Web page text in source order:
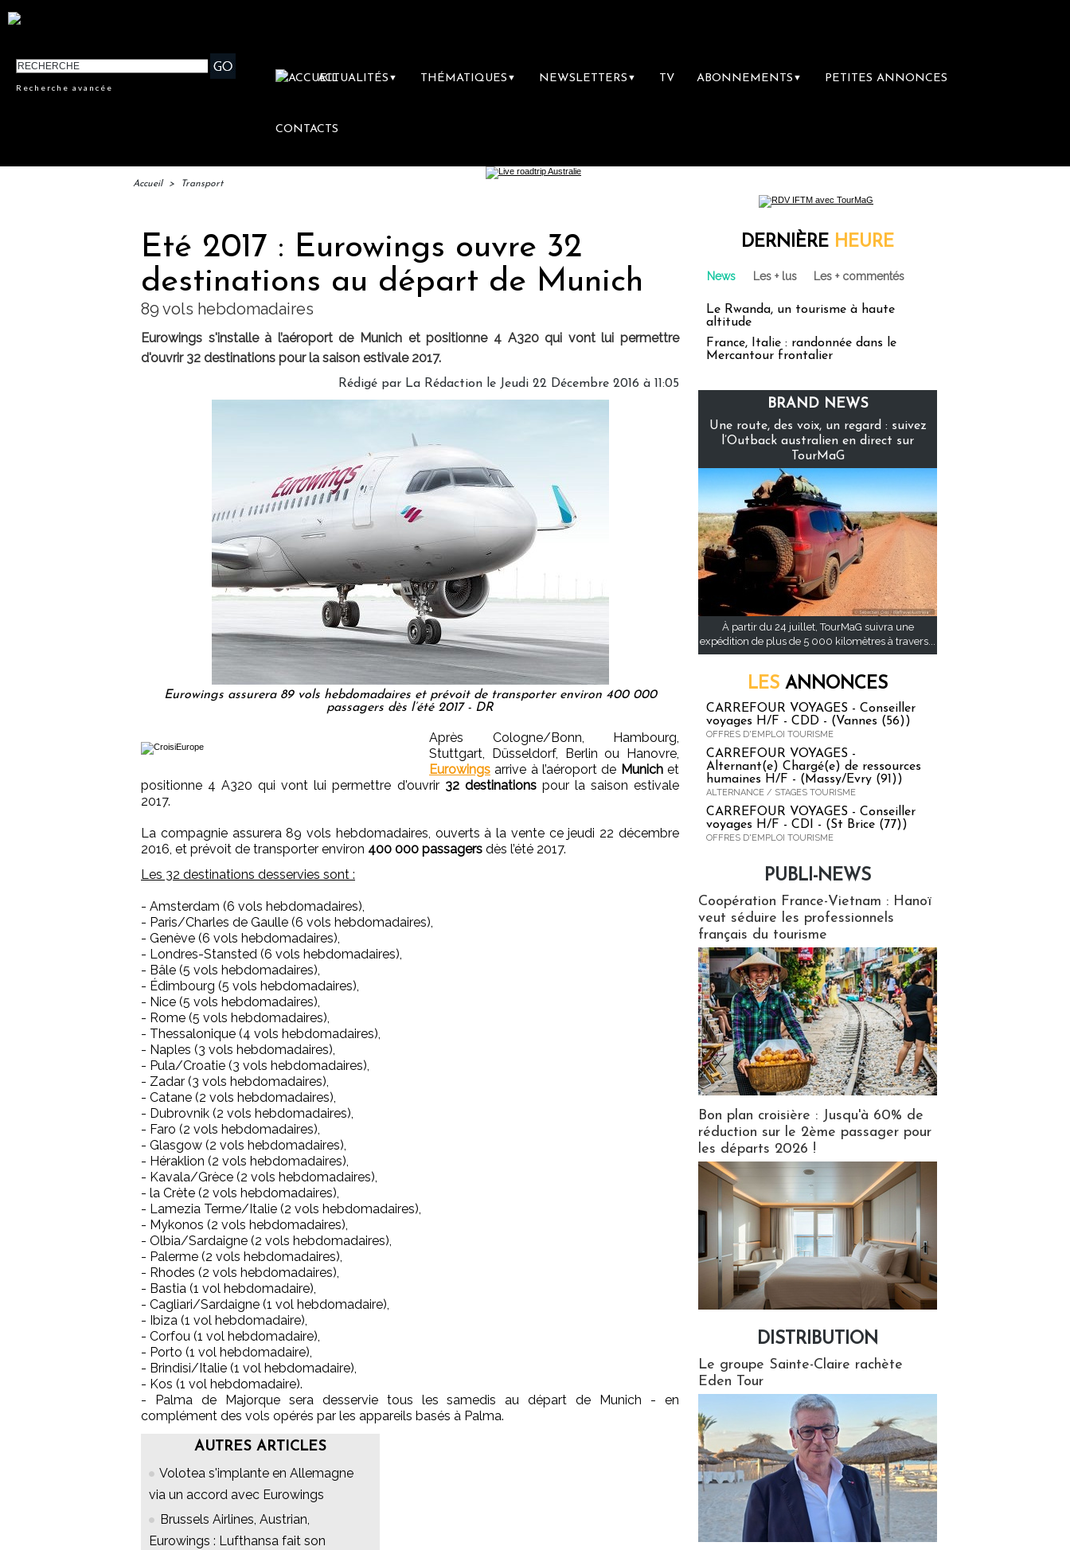
Recherche avancée
ACTUALITÉS ▼ THÉMATIQUES ▼ NEWSLETTERS ▼ TV ABONNEMENTS ▼ PETITES ANNONCES
CONTACTS
Accueil > Transport
Eté 2017 : Eurowings ouvre 32
destinations au départ de Munich
89 vols hebdomadaires
Eurowings s'installe à l’aéroport de Munich et positionne 4 A320 qui vont lui permettre
d'ouvrir 32 destinations pour la saison estivale 2017.
Rédigé par La Rédaction le Jeudi 22 Décembre 2016 à 11:05
Eurowings assurera 89 vols hebdomadaires et prévoit de transporter environ 400 000
passagers dès l’été 2017 - DR
Après Cologne/Bonn, Hambourg,
Stuttgart, Düsseldorf, Berlin ou Hanovre,
Eurowings arrive à l’aéroport de Munichet
positionne 4 A320 qui vont lui permettre d'ouvrir 32 destinationspour la saison estivale
2017.
La compagnie assurera 89 vols hebdomadaires, ouverts à la vente ce jeudi 22 décembre
2016, et prévoit de transporter environ 400 000 passagers dès l’été 2017.
Les 32 destinations desservies sont :
- Amsterdam (6 vols hebdomadaires),
- Paris/Charles de Gaulle (6 vols hebdomadaires),
- Genève (6 vols hebdomadaires),
- Londres-Stansted (6 vols hebdomadaires),
- Bâle (5 vols hebdomadaires),
- Édimbourg (5 vols hebdomadaires),
- Nice (5 vols hebdomadaires),
- Rome (5 vols hebdomadaires),
- Thessalonique (4 vols hebdomadaires),
- Naples (3 vols hebdomadaires),
- Pula/Croatie (3 vols hebdomadaires),
- Zadar (3 vols hebdomadaires),
- Catane (2 vols hebdomadaires),
- Dubrovnik (2 vols hebdomadaires),
- Faro (2 vols hebdomadaires),
- Glasgow (2 vols hebdomadaires),
- Héraklion (2 vols hebdomadaires),
- Kavala/Grèce (2 vols hebdomadaires),
- la Crète (2 vols hebdomadaires),
- Lamezia Terme/Italie (2 vols hebdomadaires),
- Mykonos (2 vols hebdomadaires),
- Olbia/Sardaigne (2 vols hebdomadaires),
- Palerme (2 vols hebdomadaires),
- Rhodes (2 vols hebdomadaires),
- Bastia (1 vol hebdomadaire),
- Cagliari/Sardaigne (1 vol hebdomadaire),
- Ibiza (1 vol hebdomadaire),
- Corfou (1 vol hebdomadaire),
- Porto (1 vol hebdomadaire),
- Brindisi/Italie (1 vol hebdomadaire),
- Kos (1 vol hebdomadaire).
- Palma de Majorque sera desservie tous les samedis au départ de Munich - en
complément des vols opérés par les appareils basés à Palma.
AUTRES ARTICLES
Volotea s'implante en Allemagne
via un accord avec Eurowings
Brussels Airlines, Austrian,
Eurowings : Lufthansa fait son
DERNIÈRE HEURE
News Les + lus Les + commentés
Le Rwanda, un tourisme à haute
altitude
France, Italie : randonnée dans le
Mercantour frontalier
BRAND NEWS
Une route, des voix, un regard : suivez
l’Outback australien en direct sur
TourMaG
À partir du 24 juillet, TourMaG suivra une
expédition de plus de 5 000 kilomètres à travers...
LES ANNONCES
CARREFOUR VOYAGES - Conseiller
voyages H/F - CDD - (Vannes (56))
OFFRES D'EMPLOI TOURISME
CARREFOUR VOYAGES -
Alternant(e) Chargé(e) de ressources
humaines H/F - (Massy/Evry (91))
ALTERNANCE / STAGES TOURISME
CARREFOUR VOYAGES - Conseiller
voyages H/F - CDI - (St Brice (77))
OFFRES D'EMPLOI TOURISME
PUBLI-NEWS
Coopération France-Vietnam : Hanoï
veut séduire les professionnels
français du tourisme
Bon plan croisière : Jusqu'à 60% de
réduction sur le 2ème passager pour
les départs 2026 !
DISTRIBUTION
Le groupe Sainte-Claire rachète
Eden Tour